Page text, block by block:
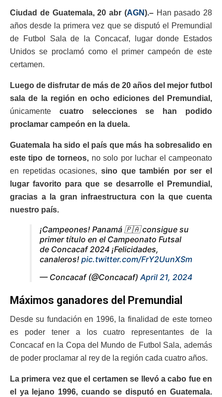
Ciudad de Guatemala, 20 abr (AGN).– Han pasado 28
años desde la primera vez que se disputó el Premundial
de Futbol Sala de la Concacaf, lugar donde Estados
Unidos se proclamó como el primer campeón de este
certamen.
Luego de disfrutar de más de 20 años del mejor futbol
sala de la región en ocho ediciones del Premundial,
únicamente cuatro selecciones se han podido
proclamar campeón en la duela.
Guatemala ha sido el país que más ha sobresalido en
este tipo de torneos, no solo por luchar el campeonato
en repetidas ocasiones, sino que también por ser el
lugar favorito para que se desarrolle el Premundial,
gracias a la gran infraestructura con la que cuenta
nuestro país.
¡Campeones! Panamá 🇵🇦 consigue su
primer título en el Campeonato Futsal
de Concacaf 2024 ¡Felicidades,
canaleros! pic.twitter.com/FrY2UunXSm
— Concacaf (@Concacaf) April 21, 2024
Máximos ganadores del Premundial
Desde su fundación en 1996, la finalidad de este torneo
es poder tener a los cuatro representantes de la
Concacaf en la Copa del Mundo de Futbol Sala, además
de poder proclamar al rey de la región cada cuatro años.
La primera vez que el certamen se llevó a cabo fue en
el ya lejano 1996, cuando se disputó en Guatemala.